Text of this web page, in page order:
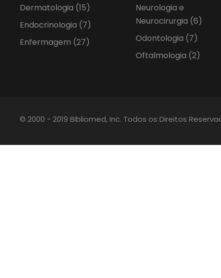
Dermatologia (15)
Endocrinologia (7)
Enfermagem (27)
Neurologia e
Neurocirurgia (6)
Odontologia (7)
Oftalmologia (2)
© 2000 - 2019 Bibliomed, Inc. Todos os Direitos